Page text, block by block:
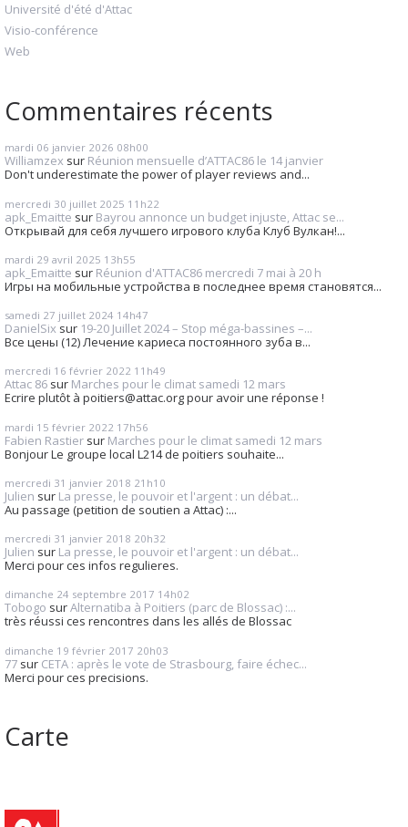
Université d'été d'Attac
Visio-conférence
Web
Commentaires récents
mardi 06 janvier 2026 08h00
Williamzex sur Réunion mensuelle d’ATTAC86 le 14 janvier
Don't underestimate the power of player reviews and...
mercredi 30 juillet 2025 11h22
apk_Emaitte sur Bayrou annonce un budget injuste, Attac se...
Открывай для себя лучшего игрового клуба Клуб Вулкан!...
mardi 29 avril 2025 13h55
apk_Emaitte sur Réunion d'ATTAC86 mercredi 7 mai à 20 h
Игры на мобильные устройства в последнее время становятся...
samedi 27 juillet 2024 14h47
DanielSix sur 19-20 Juillet 2024 – Stop méga-bassines –...
Все цены (12) Лечение кариеса постоянного зуба в...
mercredi 16 février 2022 11h49
Attac 86 sur Marches pour le climat samedi 12 mars
Ecrire plutôt à poitiers@attac.org pour avoir une réponse !
mardi 15 février 2022 17h56
Fabien Rastier sur Marches pour le climat samedi 12 mars
Bonjour Le groupe local L214 de poitiers souhaite...
mercredi 31 janvier 2018 21h10
Julien sur La presse, le pouvoir et l'argent : un débat...
Au passage (petition de soutien a Attac) :...
mercredi 31 janvier 2018 20h32
Julien sur La presse, le pouvoir et l'argent : un débat...
Merci pour ces infos regulieres.
dimanche 24 septembre 2017 14h02
Tobogo surAlternatiba à Poitiers (parc de Blossac) :...
très réussi ces rencontres dans les allés de Blossac
dimanche 19 février 2017 20h03
77 sur CETA : après le vote de Strasbourg, faire échec...
Merci pour ces precisions.
Carte